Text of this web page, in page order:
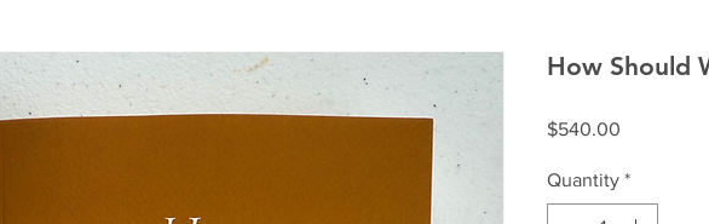
How Should
$540.00
Quantity *